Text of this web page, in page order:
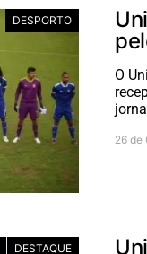
DESPORTO
O
26 de
DESTAQUE